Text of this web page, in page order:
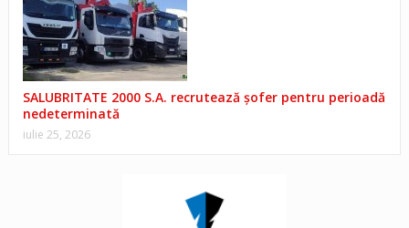
SALUBRITATE 2000 S.A. recrutează șofer pentru perioadă
nedeterminată
iulie 25, 2026